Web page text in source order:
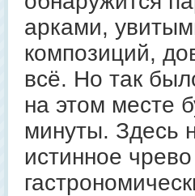
арками,
композиций,
всё. Но так
на этом месте
минуты. Здесь
истинное